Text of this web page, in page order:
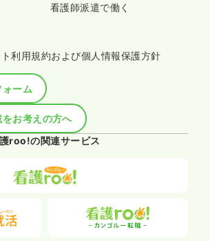
看護師派遣で働く
利用規約および個人情報保護方針
ーム
お考えの方へ
roo!の関連サービス